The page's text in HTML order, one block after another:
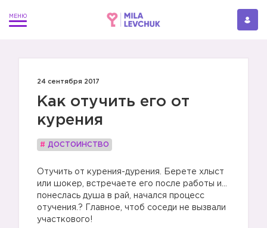
24 сентября 2017
Как отучить его от
курения
# ДОСТОИНСТВО
Отучить от курения-дурения. Берете хлыст
или шокер, встречаете его после работы и…
понеслась душа в рай, начался процесс
отучения.? Главное, чтоб соседи не вызвали
участкового!